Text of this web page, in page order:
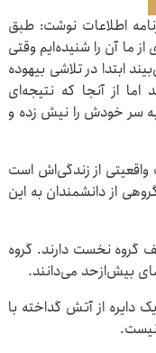
اطلاعات نوشت: طبق
ما آن را شنیده‌ایم وقتی
ابتدا در تلاشی بیهوده
از آنجا که نتیجه‌ای
سر خودش را نیش زده و
واقعیتی از زندگی‌اش است
از دانشمندان به این
گروه نخست دارند. گروه
بیش‌ازحد می‌دانند.
دایره از آتش گداخته با